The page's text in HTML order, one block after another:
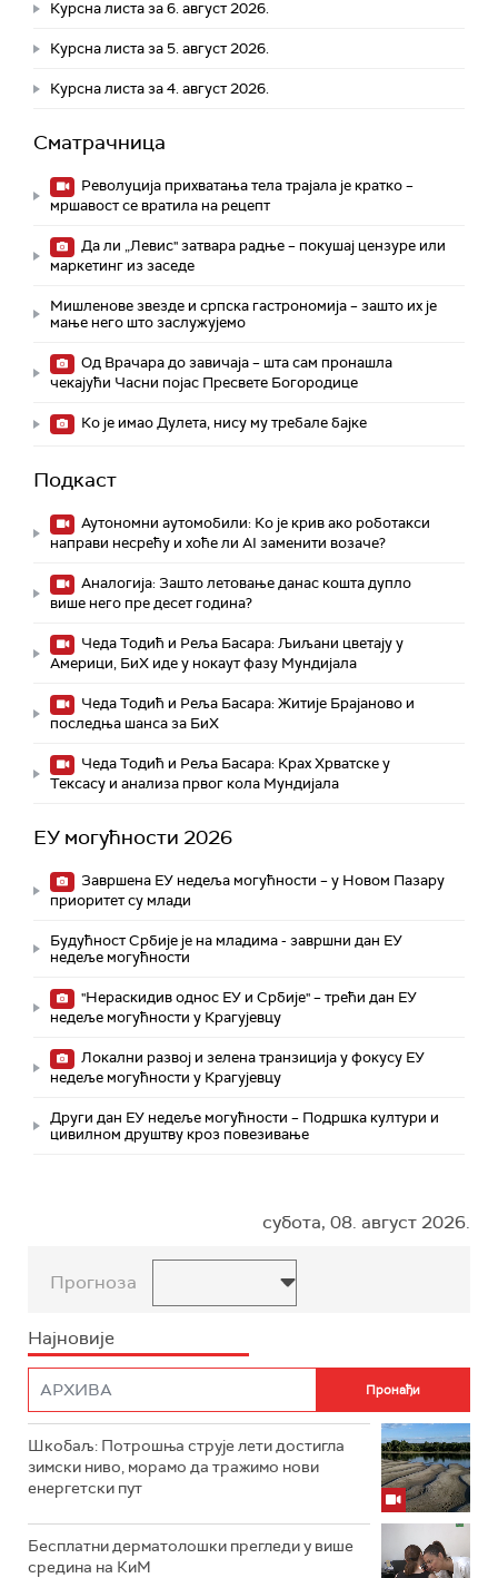
Курсна листа за 6. август 2026.
Курсна листа за 5. август 2026.
Курсна листа за 4. август 2026.
Сматрачница
Револуција прихватања тела трајала је кратко –
мршавост се вратила на рецепт
Да ли „Левис" затвара радње – покушај цензуре или
маркетинг из заседе
Мишленове звезде и српска гастрономија – зашто их је
мање него што заслужујемо
Од Врачара до завичаја – шта сам пронашла
чекајући Часни појас Пресвете Богородице
Ко је имао Дулета, нису му требале бајке
Подкаст
Аутономни аутомобили: Ко је крив ако роботакси
направи несрећу и хоће ли AI заменити возаче?
Аналогија: Зашто летовање данас кошта дупло
више него пре десет година?
Чеда Тодић и Реља Басара: Љиљани цветају у
Америци, БиХ иде у нокаут фазу Мундијала
Чеда Тодић и Реља Басара: Житије Брајаново и
последња шанса за БиХ
Чеда Тодић и Реља Басара: Крах Хрватске у
Тексасу и анализа првог кола Мундијала
ЕУ могућности 2026
Завршена ЕУ недеља могућности – у Новом Пазару
приоритет су млади
Будућност Србије је на младима - завршни дан ЕУ
недеље могућности
"Нераскидив однос ЕУ и Србије" – трећи дан ЕУ
недеље могућности у Крагујевцу
Локални развој и зелена транзиција у фокусу ЕУ
недеље могућности у Крагујевцу
Други дан ЕУ недеље могућности – Подршка култури и
цивилном друштву кроз повезивање
субота, 08. август 2026.
Прогноза
Најновије
Шкобаљ: Потрошња струје лети достигла
зимски ниво, морамо да тражимо нови
енергетски пут
Бесплатни дерматолошки прегледи у више
средина на КиМ